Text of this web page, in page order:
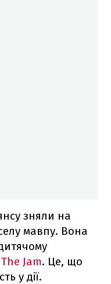
зняли на
мавпу. Вона
Jam. Це, що
у дії.